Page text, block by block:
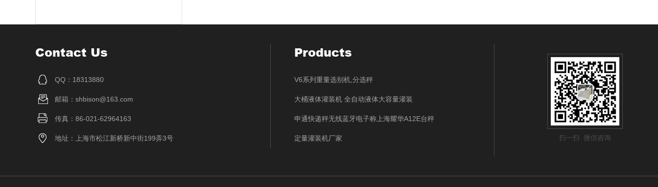
Contact Us
QQ：18313880
邮箱：shbison@163.com
传真：86-021-62964163
地址：上海市松江新桥新中街199弄3号
Products
V6系列重量选别机,分选秤
大桶液体灌装机 全自动液体大容量灌装
申通快递秤无线蓝牙电子称上海耀华A12E台秤
定量灌装机厂家 扫一扫 微信咨询